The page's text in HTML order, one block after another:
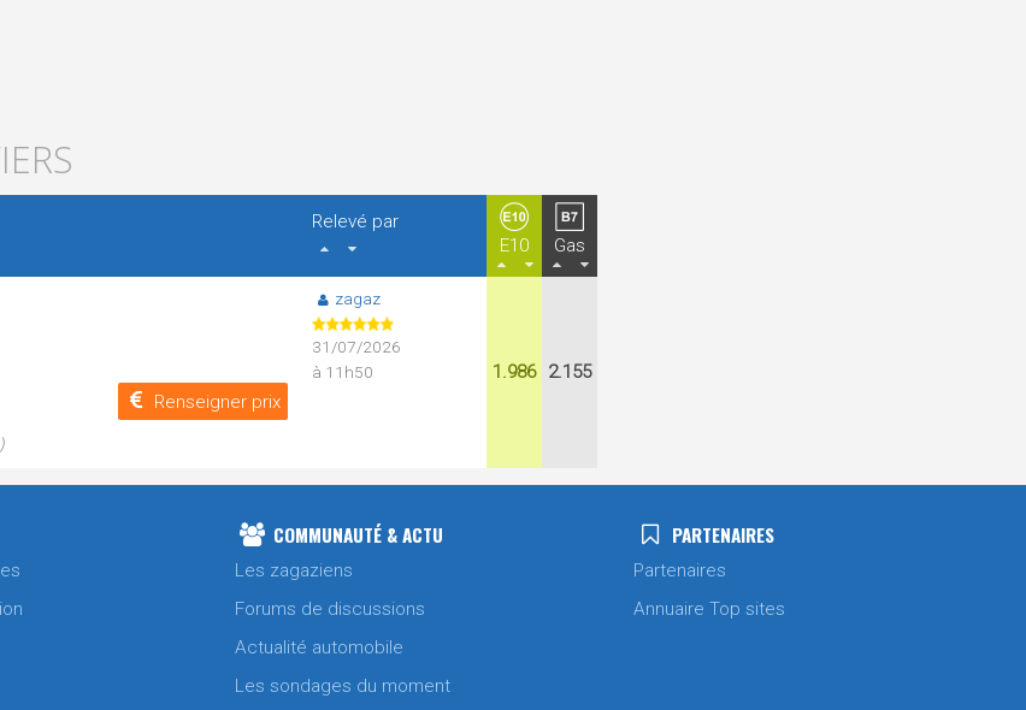
Relevé par
E10
Gas
Renseigner prix
zagaz
31/07/2026
à 11h50
1.986 2.155
COMMUNAUTÉ & ACTU
Les zagaziens
Forums de discussions
Actualité automobile
Les sondages du moment
PARTENAIRES
Partenaires
Annuaire Top sites